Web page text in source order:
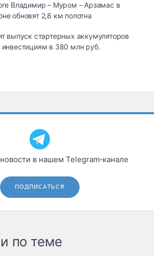
Владимир – Муром – Арзамас в
обновят 2,8 км полотна
выпуск стартерных аккумуляторов
инвестициям в 380 млн руб.
в нашем Telegram‑канале
ПОДПИСАТЬСЯ
по теме